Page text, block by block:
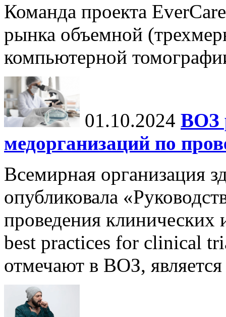
Команда проекта
рынка объемной
компьютерной
01.10.2024 ВОЗ
медорганизаций по
Всемирная организация
опубликовала
проведения клинических
best practices for clinical
отмечают в ВОЗ,